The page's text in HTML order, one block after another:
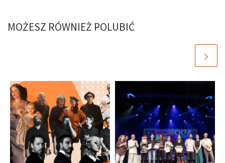
MOŻESZ RÓWNIEŻ POLUBIĆ